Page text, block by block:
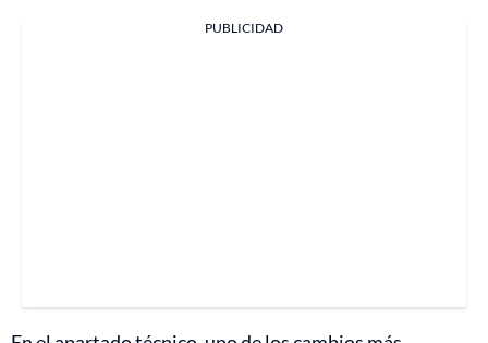
PUBLICIDAD